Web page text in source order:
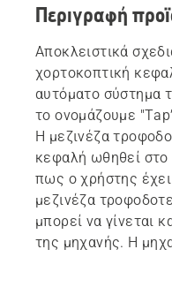
Περιγραφή
Αποκλειστικά
χορτοκοπτική
αυτόματο σύστημα
το ονομάζουμε
Η μεζινέζα
κεφαλή ωθηθεί στο
πως ο χρήστης
μεζινέζα
μπορεί να γίνεται
της μηχανής. Η